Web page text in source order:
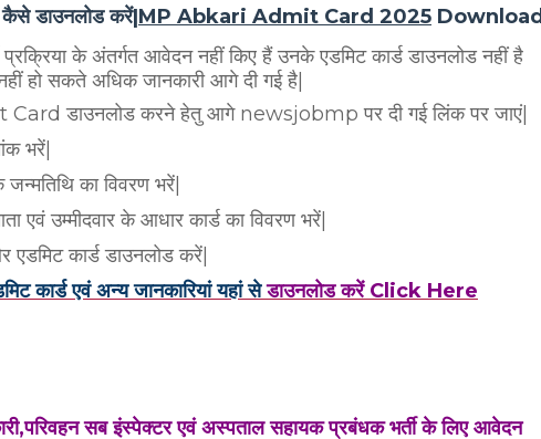
कैसे डाउनलोड करें|MP Abkari Admit Card 2025 Download
प्रक्रिया के अंतर्गत आवेदन नहीं किए हैं उनके एडमिट कार्ड डाउनलोड नहीं है
नहीं हो सकते अधिक जानकारी आगे दी गई है|
डाउनलोड करने हेतु आगे newsjobmp पर दी गई लिंक पर जाएं|
भरें|
जन्मतिथि का विवरण भरें|
एवं उम्मीदवार के आधार कार्ड का विवरण भरें|
कार्ड डाउनलोड करें|
कार्ड एवं अन्य जानकारियां यहां सेडाउनलोड करें Click Here
सब इंस्पेक्टर एवं अस्पताल सहायक प्रबंधक भर्ती के लिए आवेदन